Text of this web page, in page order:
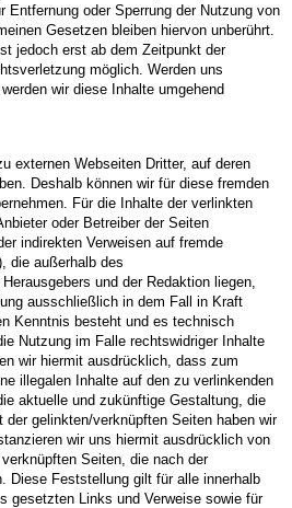
Entfernung oder Sperrung der Nutzung von
Gesetzen bleiben hiervon unberührt.
jedoch erst ab dem Zeitpunkt der
möglich. Werden uns
wir diese Inhalte umgehend
externen Webseiten Dritter, auf deren
Deshalb können wir für diese fremden
Für die Inhalte der verlinkten
oder Betreiber der Seiten
indirekten Verweisen auf fremde
die außerhalb des
und der Redaktion liegen,
ausschließlich in dem Fall in Kraft
Kenntnis besteht und es technisch
Nutzung im Falle rechtswidriger Inhalte
wir hiermit ausdrücklich, dass zum
illegalen Inhalte auf den zu verlinkenden
aktuelle und zukünftige Gestaltung, die
der gelinkten/verknüpften Seiten haben wir
wir uns hiermit ausdrücklich von
Seiten, die nach der
Diese Feststellung gilt für alle innerhalb
gesetzten Links und Verweise sowie für